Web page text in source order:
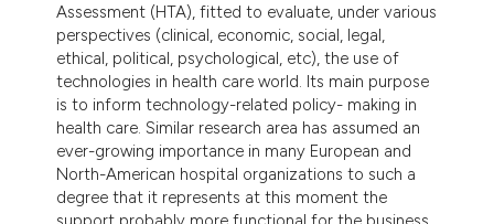
Assessment (HTA), fitted to evaluate, under various
perspectives (clinical, economic, social, legal,
ethical, political, psychological, etc), the use of
technologies in health care world. Its main purpose
is to inform technology-related policy- making in
health care. Similar research area has assumed an
ever-growing importance in many European and
North-American hospital organizations to such a
degree that it represents at this moment the